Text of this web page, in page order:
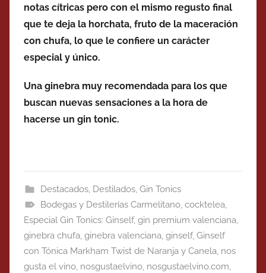
notas cítricas pero con el mismo regusto final
que te deja la horchata, fruto de la maceración
con chufa, lo que le confiere un carácter
especial y único.
Una ginebra muy recomendada para los que
buscan nuevas sensaciones a la hora de
hacerse un gin tonic.
Destacados, Destilados, Gin Tonics
Bodegas y Destilerías Carmelitano, cocktelea,
Especial Gin Tonics: Ginself, gin premium valenciana,
ginebra chufa, ginebra valenciana, ginself, Ginself
con Tónica Markham Twist de Naranja y Canela, nos
gusta el vino, nosgustaelvino, nosgustaelvino.com,